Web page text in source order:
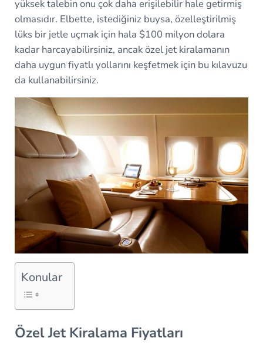
yüksek talebin onu çok daha erişilebilir hale getirmiş
olmasıdır. Elbette, istediğiniz buysa, özelleştirilmiş
lüks bir jetle uçmak için hala $100 milyon dolara
kadar harcayabilirsiniz, ancak özel jet kiralamanın
daha uygun fiyatlı yollarını keşfetmek için bu kılavuzu
da kullanabilirsiniz.
Konular
Özel Jet Kiralama Fiyatları